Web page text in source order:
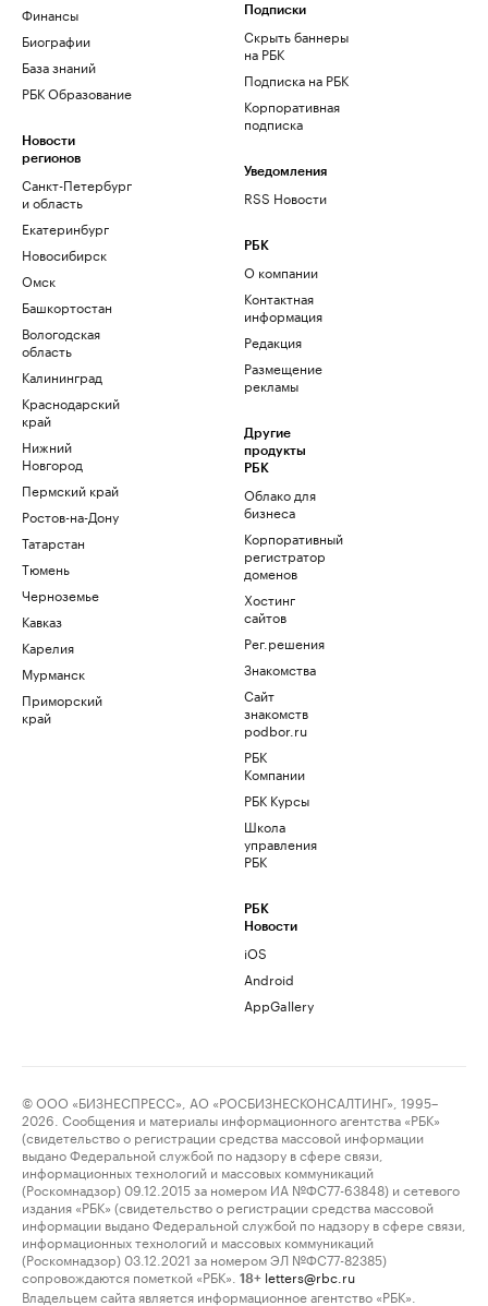
Финансы
Биографии
База знаний
РБК Образование
Новости
регионов
Санкт-Петербург
и область
Екатеринбург
Новосибирск
Омск
Башкортостан
Вологодская
область
Калининград
Краснодарский
край
Нижний
Новгород
Пермский край
Ростов-на-Дону
Татарстан
Тюмень
Черноземье
Кавказ
Карелия
Мурманск
Приморский
край
Подписки
Скрыть баннеры
на РБК
Подписка на РБК
Корпоративная
подписка
Уведомления
RSS Новости
РБК
О компании
Контактная
информация
Редакция
Размещение
рекламы
Другие
продукты
РБК
Облако для
бизнеса
Корпоративный
регистратор
доменов
Хостинг
сайтов
Рег.решения
Знакомства
Сайт
знакомств
podbor.ru
РБК
Компании
РБК Курсы
Школа
управления
РБК
РБК
Новости
iOS
Android
AppGallery
© ООО «БИЗНЕСПРЕСС», АО «РОСБИЗНЕСКОНСАЛТИНГ», 1995–
2026. Сообщения и материалы информационного агентства «РБК»
(свидетельство о регистрации средства массовой информации
выдано Федеральной службой по надзору в сфере связи,
информационных технологий и массовых коммуникаций
(Роскомнадзор) 09.12.2015 за номером ИА №ФС77-63848) и сетевого
издания «РБК» (свидетельство о регистрации средства массовой
информации выдано Федеральной службой по надзору в сфере связи,
информационных технологий и массовых коммуникаций
(Роскомнадзор) 03.12.2021 за номером ЭЛ №ФС77-82385)
сопровождаются пометкой «РБК».
18+ letters@rbc.ru
Владельцем сайта является информационное агентство «РБК».